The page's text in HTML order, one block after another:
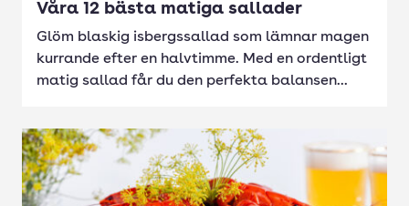
Våra 12 bästa matiga sallader
Glöm blaskig isbergssallad som lämnar magen
kurrande efter en halvtimme. Med en ordentligt
matig sallad får du den perfekta balansen...